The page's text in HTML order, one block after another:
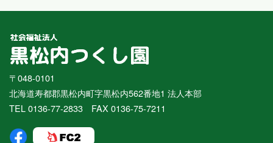
〒048-0101
北海道寿都郡黒松内町字黒松内562番地1 法人本部
TEL 0136-77-2833 FAX 0136-75-7211